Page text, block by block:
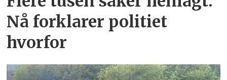
Nå forklarer politiet
hvorfor